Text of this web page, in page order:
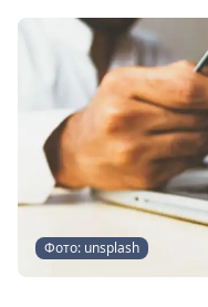
Фото: unsplash